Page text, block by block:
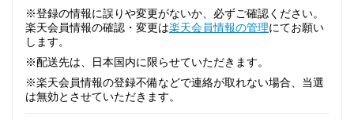
※登録の情報に誤りや変更がないか、必ずご確認ください。
楽天会員情報の確認・変更は楽天会員情報の管理にてお願い
します。
※配送先は、日本国内に限らせていただきます。
※楽天会員情報の登録不備などで連絡が取れない場合、当選
は無効とさせていただきます。